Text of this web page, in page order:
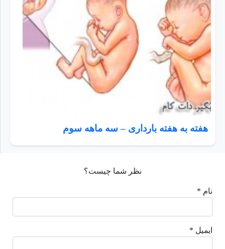
هفته به هفته بارداری – سه ماهه سوم
نظر شما چیست؟
نام *
ایمیل *